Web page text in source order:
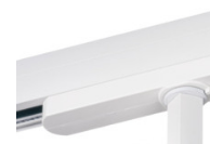
Предметы
Светильники